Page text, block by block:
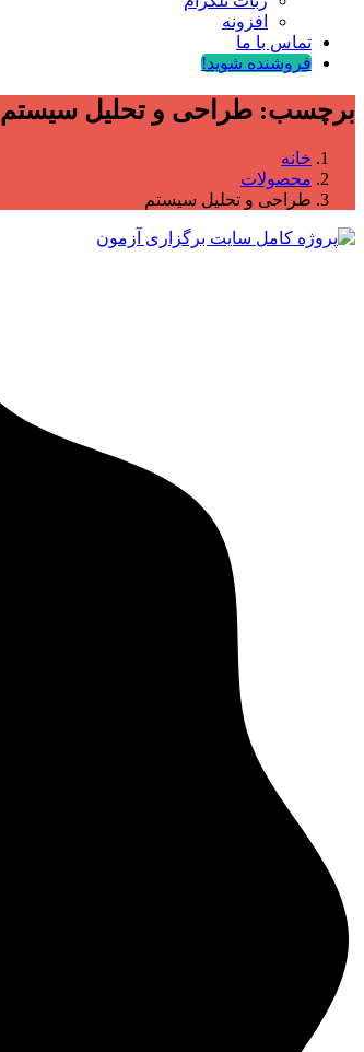
افزونه
تماس با ما
فروشنده شوید!
برچسب: طراحی و تحلیل سیستم
خانه
محصولات
طراحی و تحلیل سیستم